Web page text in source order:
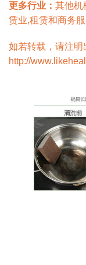
更多行业： 其他机
赁业,租赁和商务
如若转载，请注明
http://